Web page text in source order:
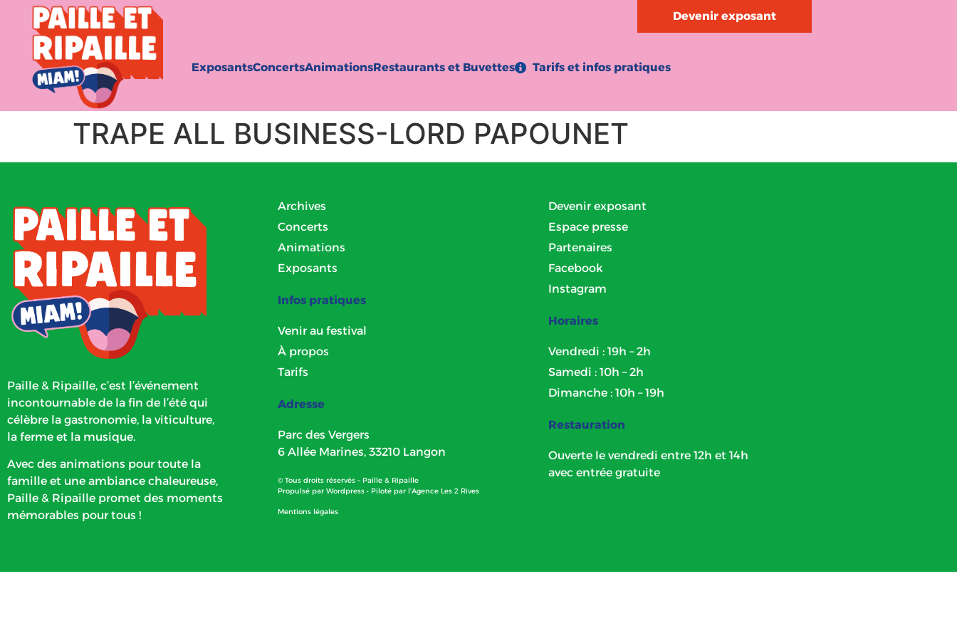
Devenir exposant
ExposantsConcertsAnimationsRestaurants et Buvettes Tarifs et infos pratiques
TRAPE ALL BUSINESS-LORD PAPOUNET
Paille & Ripaille, c’est l’événement
incontournable de la fin de l’été qui
célèbre la gastronomie, la viticulture,
la ferme et la musique.
Avec des animations pour toute la
famille et une ambiance chaleureuse,
Paille & Ripaille promet des moments
mémorables pour tous !
Archives
Concerts
Animations
Exposants
Infos pratiques
Venir au festival
À propos
Tarifs
Adresse
Parc des Vergers
6 Allée Marines, 33210 Langon
© Tous droits réservés – Paille & Ripaille
Propulsé par Wordpress• Piloté par l’Agence Les 2 Rives
Mentions légales
Devenir exposant
Espace presse
Partenaires
Facebook
Instagram
Horaires
Vendredi : 19h – 2h
Samedi : 10h – 2h
Dimanche : 10h – 19h
Restauration
Ouverte le vendredi entre 12h et 14h
avec entrée gratuite